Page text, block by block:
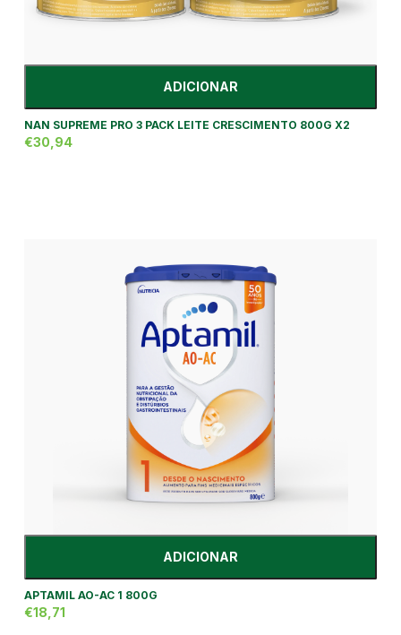
ADICIONAR
NAN SUPREME PRO 3 PACK LEITE CRESCIMENTO 800G X2
€30,94
ADICIONAR
APTAMIL AO-AC 1 800G
€18,71